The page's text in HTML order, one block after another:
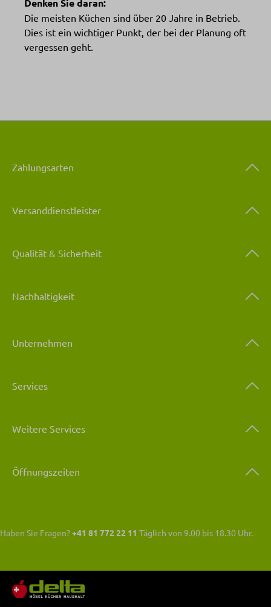
Denken Sie daran:
Die meisten Küchen sind über 20 Jahre in Betrieb.
Dies ist ein wichtiger Punkt, der bei der Planung oft
vergessen geht.
Zahlungsarten
Versanddienstleister
Qualität & Sicherheit
Nachhaltigkeit
Unternehmen
Services
Weitere Services
Öffnungszeiten
Haben Sie Fragen?+41 81 772 22 11 Täglich von 9.00 bis 18.30 Uhr.